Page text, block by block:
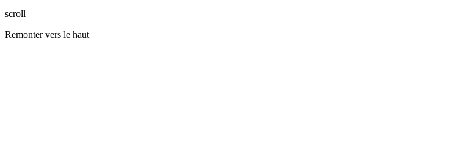
−
scroll
Remonter vers le haut